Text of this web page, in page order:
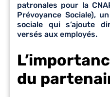
patronales pour la
Prévoyance Sociale),
sociale qui s’ajoute
versés aux employés.
du